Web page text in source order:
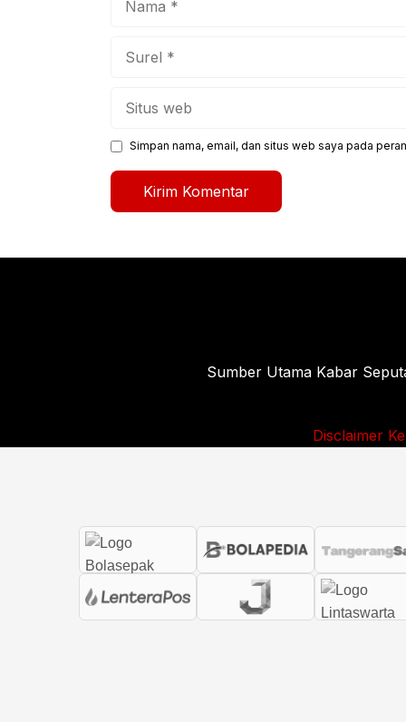
Simpan nama, email, dan situs web saya pada
Sumber Utama Kabar
Disclaimer